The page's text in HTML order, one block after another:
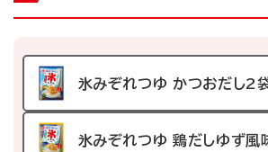
氷みぞれつゆ かつおだし2
氷みぞれつゆ 鶏だしゆず風